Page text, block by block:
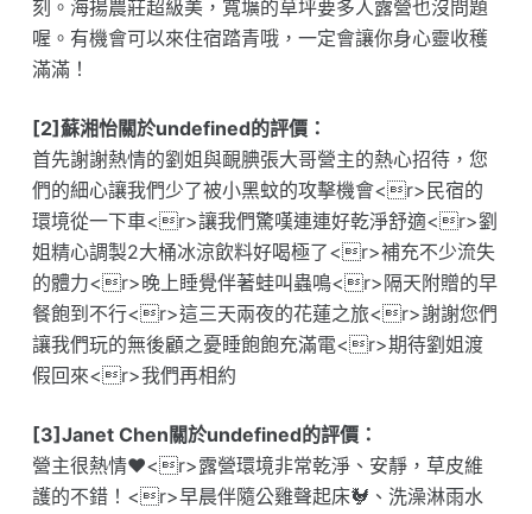
刻。海揚農莊超級美，寬壙的草坪要多人露營也沒問題
喔。有機會可以來住宿踏青哦，一定會讓你身心靈收穫
滿滿！
[2]蘇湘怡關於undefined的評價：
首先謝謝熱情的劉姐與靦腆張大哥營主的熱心招待，您
們的細心讓我們少了被小黑蚊的攻擊機會<r>民宿的
環境從一下車<r>讓我們驚嘆連連好乾淨舒適<r>劉
姐精心調製2大桶冰涼飲料好喝極了<r>補充不少流失
的體力<r>晚上睡覺伴著蛙叫蟲鳴<r>隔天附贈的早
餐飽到不行<r>這三天兩夜的花蓮之旅<r>謝謝您們
讓我們玩的無後顧之憂睡飽飽充滿電<r>期待劉姐渡
假回來<r>我們再相約
[3]Janet Chen關於undefined的評價：
營主很熱情❤️<r>露營環境非常乾淨、安靜，草皮維
護的不錯！<r>早晨伴隨公雞聲起床🐓、洗澡淋雨水